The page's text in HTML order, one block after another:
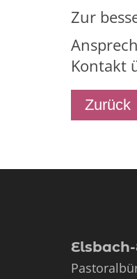
Zur
Kontakt
Zurück